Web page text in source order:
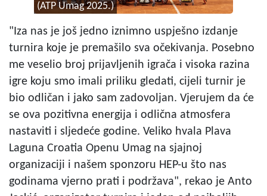
(ATP Umag 2025.)
"Iza nas je još jedno iznimno uspješno izdanje
turnira koje je premašilo sva očekivanja. Posebno
me veselio broj prijavljenih igrača i visoka razina
igre koju smo imali priliku gledati, cijeli turnir je
bio odličan i jako sam zadovoljan. Vjerujem da će
se ova pozitivna energija i odlična atmosfera
nastaviti i sljedeće godine. Veliko hvala Plava
Laguna Croatia Openu Umag na sjajnoj
organizaciji i našem sponzoru HEP-u što nas
godinama vjerno prati i podržava", rekao je Anto